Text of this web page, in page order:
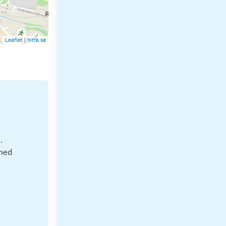
Leaflet | hitta.se